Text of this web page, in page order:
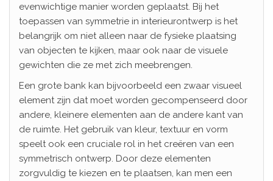
evenwichtige manier worden geplaatst. Bij het
toepassen van symmetrie in interieurontwerp is het
belangrijk om niet alleen naar de fysieke plaatsing
van objecten te kijken, maar ook naar de visuele
gewichten die ze met zich meebrengen.
Een grote bank kan bijvoorbeeld een zwaar visueel
element zijn dat moet worden gecompenseerd door
andere, kleinere elementen aan de andere kant van
de ruimte. Het gebruik van kleur, textuur en vorm
speelt ook een cruciale rol in het creëren van een
symmetrisch ontwerp. Door deze elementen
zorgvuldig te kiezen en te plaatsen, kan men een